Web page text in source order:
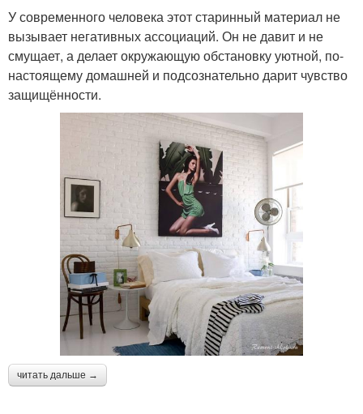
У современного человека этот старинный материал не
вызывает негативных ассоциаций. Он не давит и не
смущает, а делает окружающую обстановку уютной, по-
настоящему домашней и подсознательно дарит чувство
защищённости.
читать дальше →